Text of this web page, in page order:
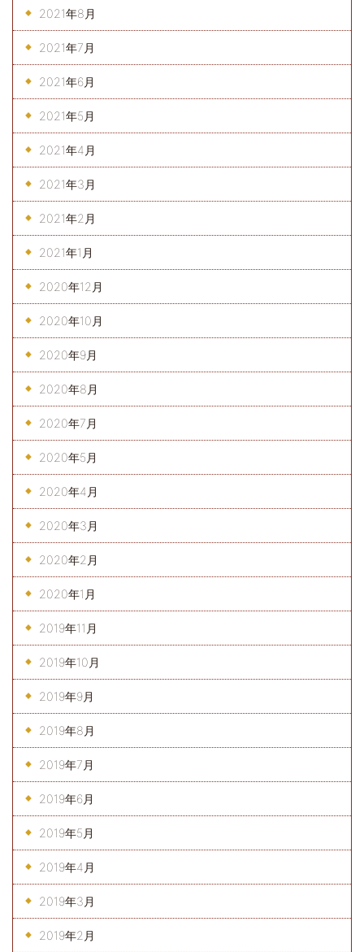
2021年8月
2021年7月
2021年6月
2021年5月
2021年4月
2021年3月
2021年2月
2021年1月
2020年12月
2020年10月
2020年9月
2020年8月
2020年7月
2020年5月
2020年4月
2020年3月
2020年2月
2020年1月
2019年11月
2019年10月
2019年9月
2019年8月
2019年7月
2019年6月
2019年5月
2019年4月
2019年3月
2019年2月